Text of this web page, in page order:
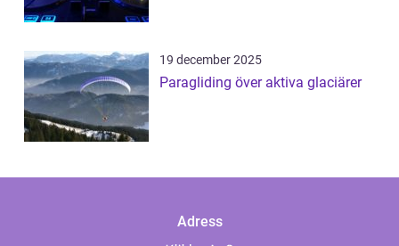
19 december 2025
Paragliding över aktiva glaciärer
Adress